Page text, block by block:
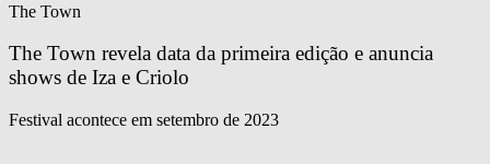
The Town
The Town revela data da primeira edição e anuncia
shows de Iza e Criolo
Festival acontece em setembro de 2023